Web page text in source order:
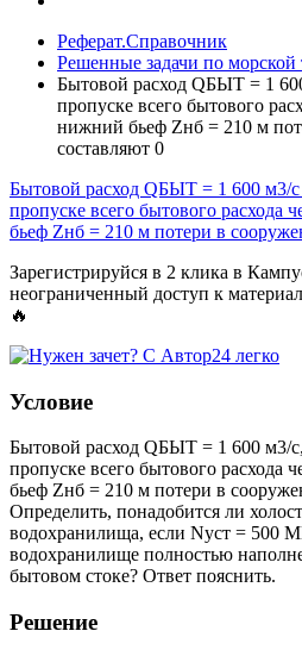
Реферат.Справочник
Решенные задачи по морской
Бытовой расход QБЫТ = 1
пропуске всего бытового
нижний бьеф Zнб = 210 м
составляют 0
Бытовой расход QБЫТ = 1 600
пропуске всего бытового расхода
бьеф Zнб = 210 м потери в
Зарегистрируйся в 2 клика в
неограниченный доступ к
🔥
Условие
Бытовой расход QБЫТ = 1 600
пропуске всего бытового расхода
бьеф Zнб = 210 м потери в
Определить, понадобится ли
водохранилища, если Nуст = 500
водохранилище полностью
бытовом стоке? Ответ пояснить.
Решение